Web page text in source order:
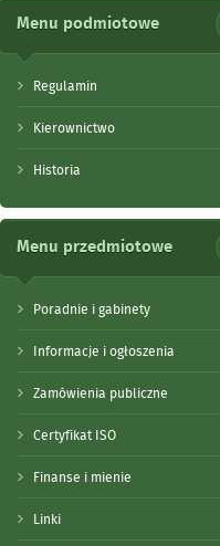
Menu podmiotowe
Regulamin
Kierownictwo
Historia
Menu przedmiotowe
Poradnie i gabinety
Informacje i ogłoszenia
Zamówienia publiczne
Certyfikat ISO
Finanse i mienie
Linki